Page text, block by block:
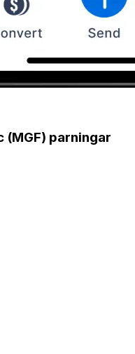
(MGF) parningar